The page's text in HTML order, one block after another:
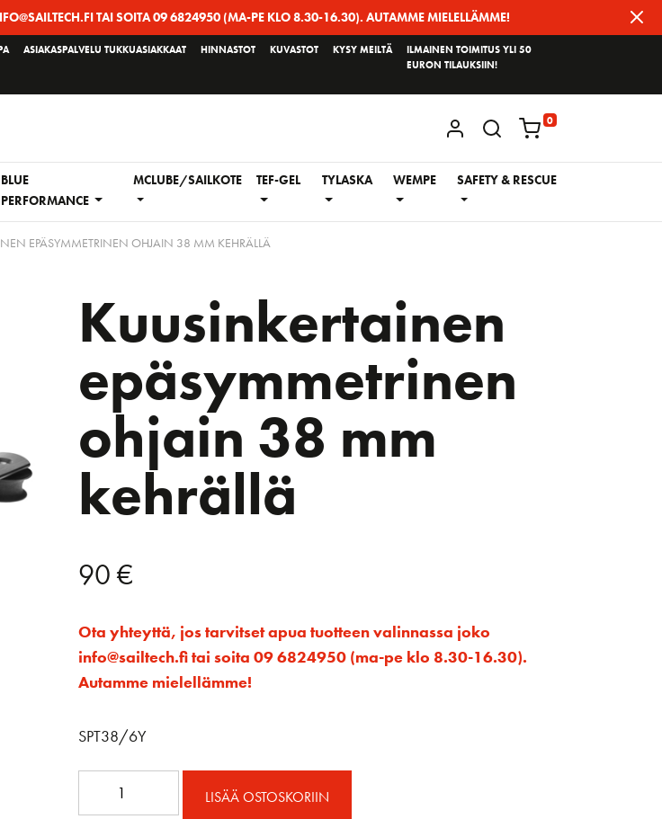
TAI SOITA 09 6824950 (MA-PE KLO 8.30-16.30). AUTAMME MIELELLÄMME!
ASIAKASPALVELU TUKKUASIAKKAAT HINNASTOT KUVASTOT KYSY MEILTÄ
ILMAINEN TOIMITUS YLI 50
EURON TILAUKSIIN!
KIRJAUDU / REKISTERÖIDY
0
BLUE
PERFORMANCE
MCLUBE/SAILKOTE TEF-GEL TYLASKA WEMPE SAFETY & RESCUE
EPÄSYMMETRINEN OHJAIN 38 MM KEHRÄLLÄ
Kuusinkertainen
epäsymmetrinen
ohjain 38 mm
kehrällä
90€
Ota yhteyttä, jos tarvitset apua tuotteen valinnassa joko
info@sailtech.fi tai soita 09 6824950 (ma-pe klo 8.30-16.30).
Autamme mielellämme!
SPT38/6Y
LISÄÄ OSTOSKORIIN